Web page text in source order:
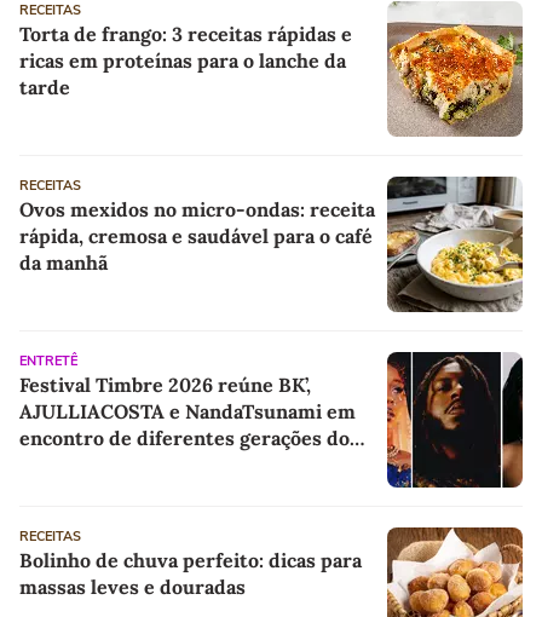
RECEITAS
Torta de frango: 3 receitas rápidas e
ricas em proteínas para o lanche da
tarde
RECEITAS
Ovos mexidos no micro-ondas: receita
rápida, cremosa e saudável para o café
da manhã
ENTRETÊ
Festival Timbre 2026 reúne BK’,
AJULLIACOSTA e NandaTsunami em
encontro de diferentes gerações do
RECEITAS
Bolinho de chuva perfeito: dicas para
massas leves e douradas